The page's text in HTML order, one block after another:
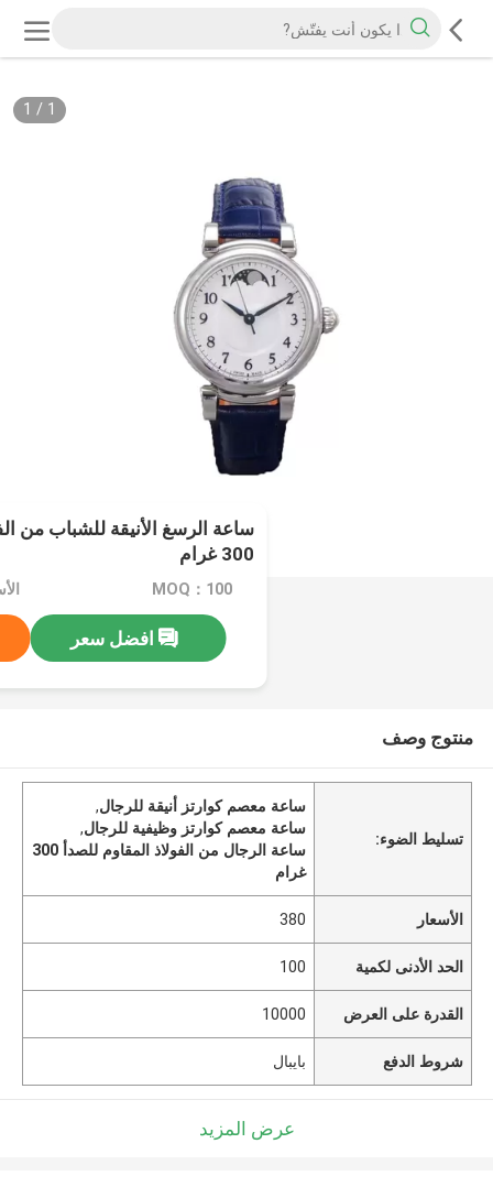
1
/
1
ساعة الرسغ الأنيقة للشباب من
300 غرام
MOQ：100
افضل سعر
منتوج وصف
تسليط الضوء:
ساعة معصم كوارتز أنيقة للرجال,
ساعة معصم كوارتز وظيفية للرجال,
ساعة الرجال من الفولاذ المقاوم للصدأ 300
غرام
الأسعار 380
الحد الأدنى لكمية 100
القدرة على العرض 10000
شروط الدفع بايبال
عرض المزيد